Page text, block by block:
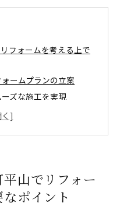
フォームを考える上で
ームプランの立案
ズな施工を実現
素材選びのコツ
価の重要性
るリフォームの魅力
山でリフォー
ポイント